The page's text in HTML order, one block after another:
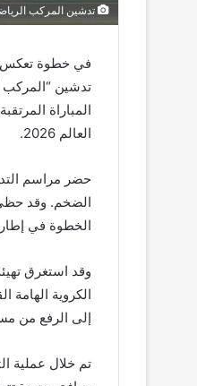
تدشين المركب
في خطوة تعكس
تدشين “المركب
المباراة
العالم 2026.
حضر مراسم
الضخم. وقد حظي
الخطوة في إطار
وقد استغرق
إلى الرفع من